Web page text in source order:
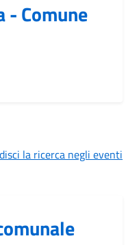
- Comune
la ricerca negli eventi